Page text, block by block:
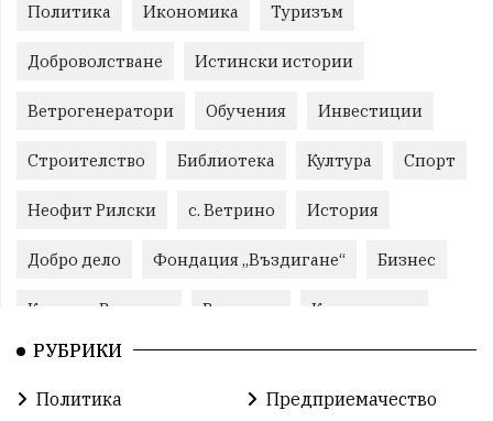
Политика Икономика Туризъм
Доброволстване Истински истории
Ветрогенератори Обучения Инвестиции
Строителство Библиотека Култура Спорт
Неофит Рилски с. Ветрино История
Добро дело Фондация „Въздигане“ Бизнес
Красиво Ветрино Развитие Криминално
Фондация Въздигане
Автосъбитие Празници Розариумът
РУБРИКИ
Политика
Предприемачество